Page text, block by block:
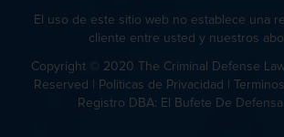
Publicar Información
Internet
Sustracción de Menores
Hurto En Tiendas
El uso de este sitio web no establece una
cliente entre usted y nuestros
Copyright © 2020 The Criminal Defense
Reserved |
Politicas de Privacidad
Registro DBA: El Bufete De Defensa